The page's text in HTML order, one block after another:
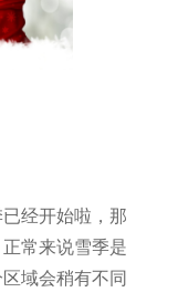
经开始啦，那
常来说雪季是
域会稍有不同